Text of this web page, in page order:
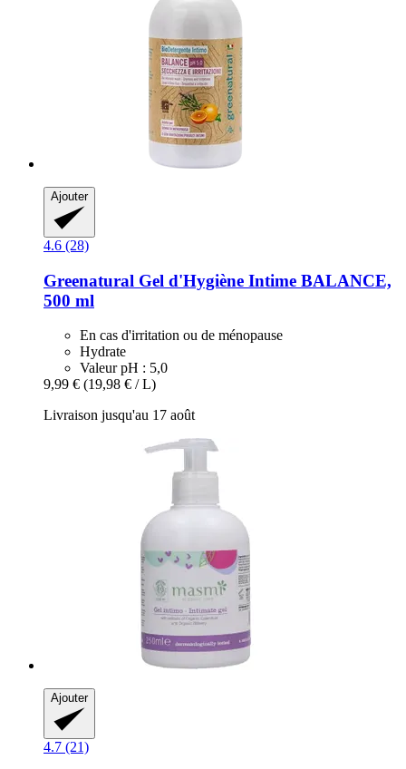
Ajouter
4.6 (28)
Greenatural Gel d'Hygiène Intime BALANCE,
500 ml
En cas d'irritation ou de ménopause
Hydrate
Valeur pH : 5,0
9,99 € (19,98 € / L)
Livraison jusqu'au 17 août
Ajouter
4.7 (21)